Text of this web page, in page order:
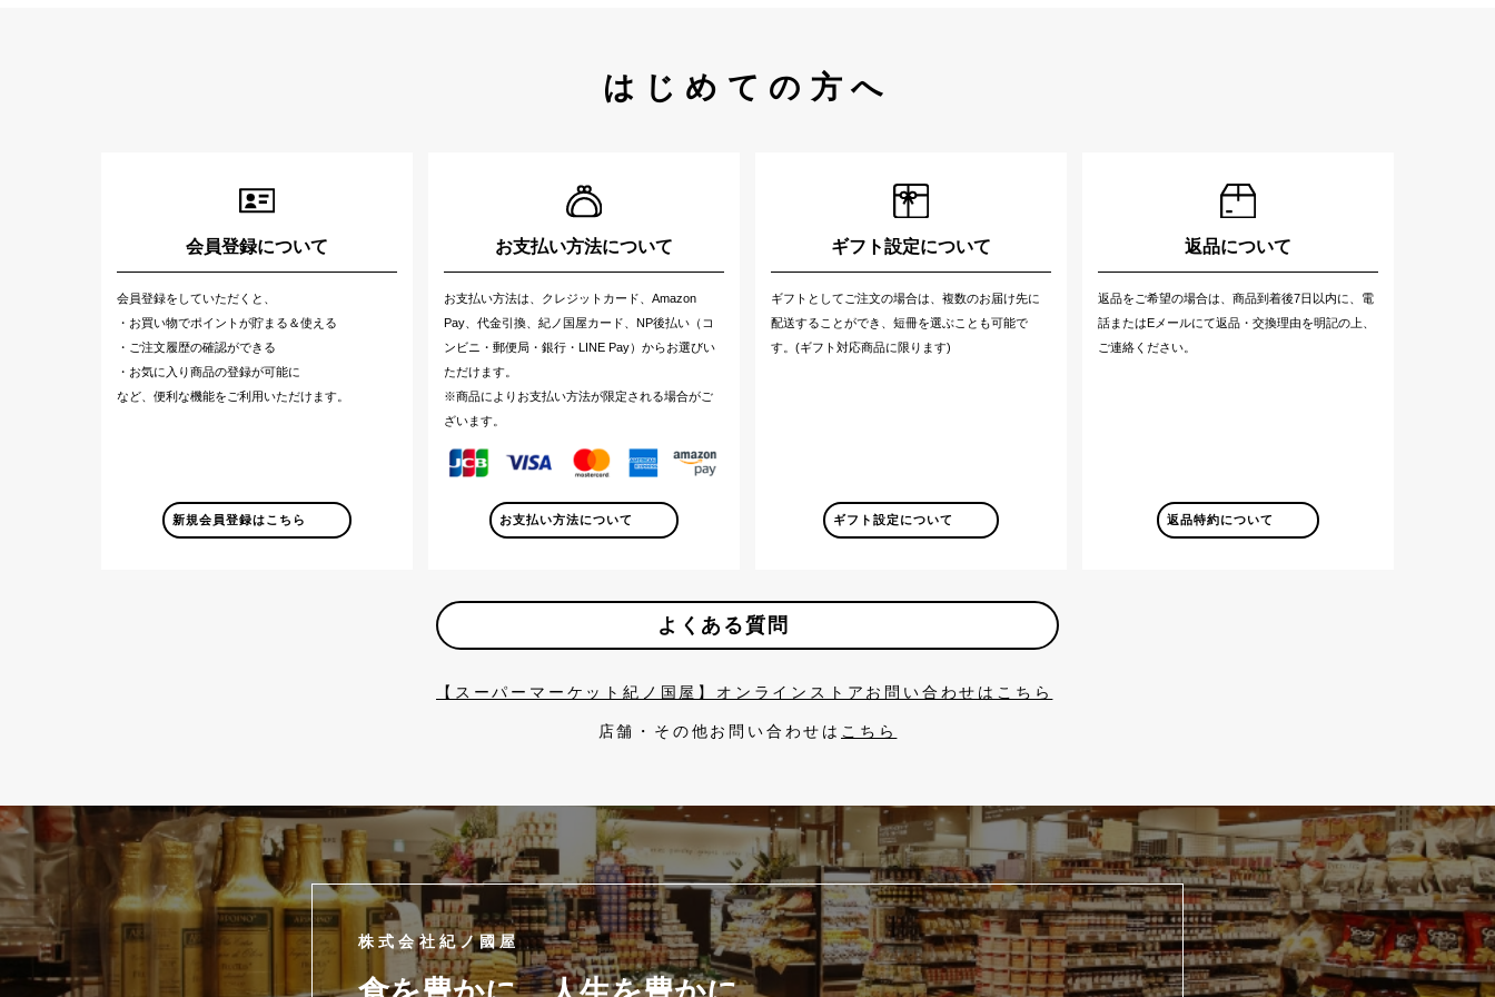
はじめての方へ
会員登録について
会員登録をしていただくと、
・お買い物でポイントが貯まる＆使える
・ご注文履歴の確認ができる
・お気に入り商品の登録が可能に
など、便利な機能をご利用いただけます。
新規会員登録はこちら
お支払い方法について
お支払い方法は、クレジットカード、Amazon
Pay、代金引換、紀ノ国屋カード、NP後払い（コ
ンビニ・郵便局・銀行・LINE Pay）からお選びい
ただけます。
※商品によりお支払い方法が限定される場合がご
ざいます。
お支払い方法について
ギフト設定について
ギフトとしてご注文の場合は、複数のお届け先に
配送することができ、短冊を選ぶことも可能で
す。(ギフト対応商品に限ります)
ギフト設定について
返品について
返品をご希望の場合は、商品到着後7日以内に、電
話またはEメールにて返品・交換理由を明記の上、
ご連絡ください。
返品特約について
よくある質問
【スーパーマーケット紀ノ国屋】オンラインストアお問い合わせはこちら
店舗・その他お問い合わせは こちら
株式会社紀ノ國屋